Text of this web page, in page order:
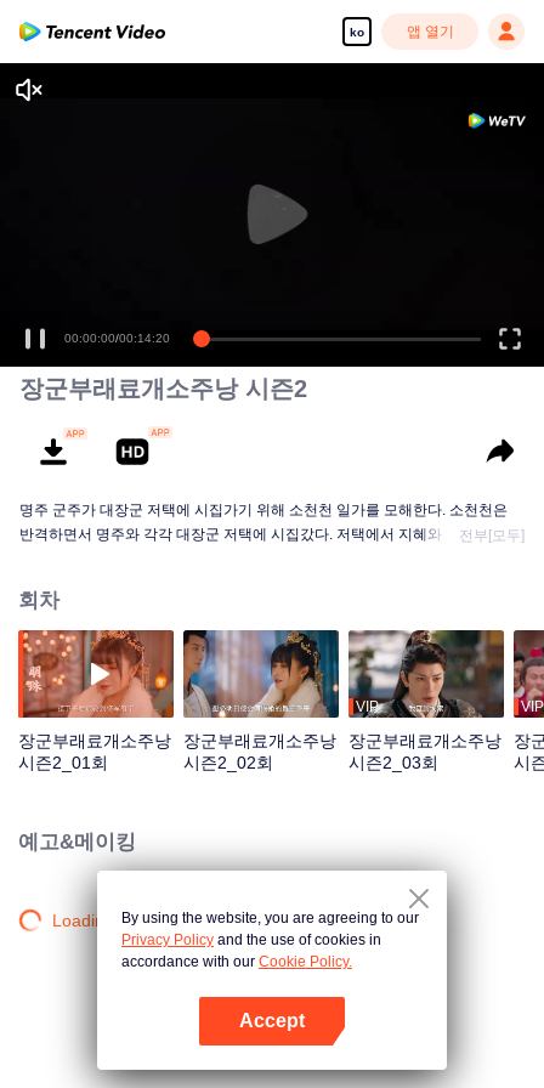
ko 앱 열기
00:00:00/00:14:20
장군부래료개소주낭 시즌2
명주 군주가 대장군 저택에 시집가기 위해 소천천 일가를 모해한다. 소천천은
반격하면서 명주와 각각 대장군 저택에 시집갔다. 저택에서 지혜와 힘을 겨루고
전부[모두]
회차
장군부래료개소주낭
시즌2_01회
장군부래료개소주낭
시즌2_02회
VIP
장군부래료개소주낭
시즌2_03회
VIP
장
시
예고&메이킹
Loading…By using the website, you are agreeing to our
Privacy Policy and the use of cookies in
accordance with our Cookie Policy.
Accept